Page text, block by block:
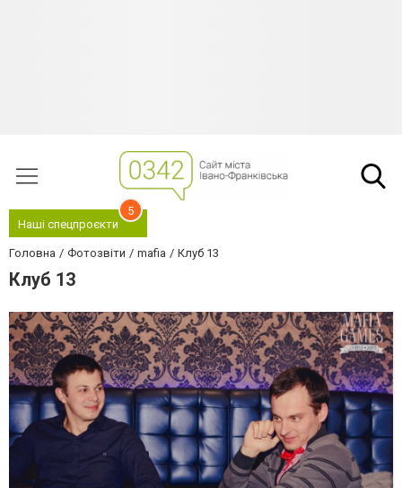
Наші спецпроєкти
5
Головна Фотозвіти mafia Клуб 13
Клуб 13